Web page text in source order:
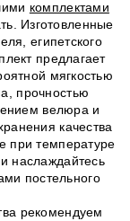
комплектами
Изготовленные
египетского
предлагает
мягкостью
прочностью
велюра и
качества
при температуре
наслаждайтесь
постельного
рекомендуем